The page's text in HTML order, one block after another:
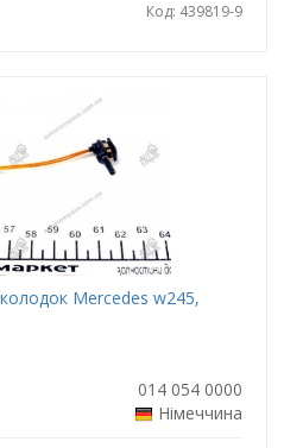
Код: 439819-9
Mercedes w245,
014 054 0000
Німеччина